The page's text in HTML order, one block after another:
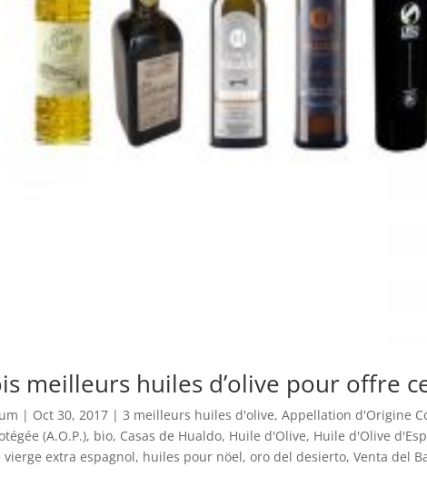
meilleurs huiles d’olive pour offre
| Oct 30, 2017 |3 meilleurs huiles d'olive,Appellation d'Origine
(A.O.P.), bio, Casas de Hualdo, Huile d'Olive, Huile d'Olive
extra espagnol, huiles pour nöel,oro del desierto,Venta del